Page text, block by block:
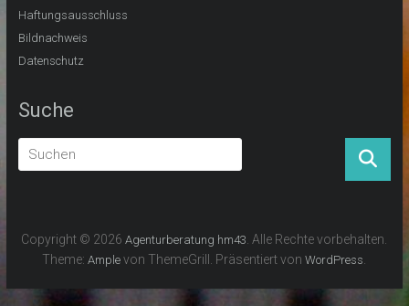
Haftungsausschluss
Bildnachweis
Datenschutz
Suche
Copyright © 2026Agenturberatung hm43 . Alle Rechte vorbehalten.
Theme:Ample von ThemeGrill. Präsentiert vonWordPress